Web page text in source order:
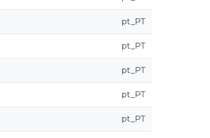
pt_PT
pt_PT
pt_PT
pt_PT
pt_PT